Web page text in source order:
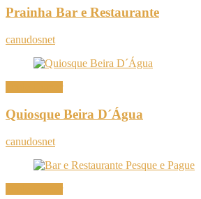
Prainha Bar e Restaurante
canudosnet
Quiosque Beira D´Água
canudosnet